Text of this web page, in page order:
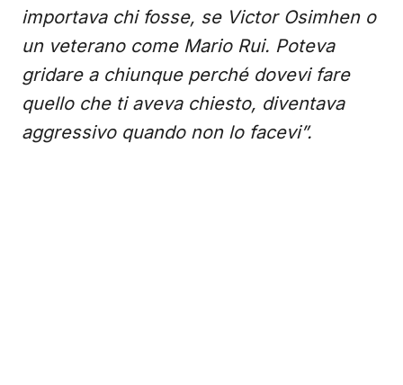
importava chi fosse, se Victor Osimhen o
un veterano come Mario Rui. Poteva
gridare a chiunque perché dovevi fare
quello che ti aveva chiesto, diventava
aggressivo quando non lo facevi”.